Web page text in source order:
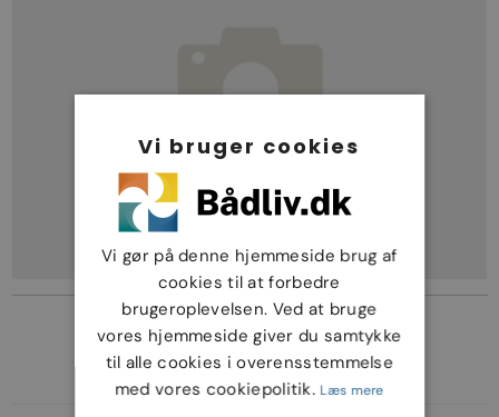
Varemærker
Vi bruger cookies
Vi gør på denne hjemmeside brug af
cookies til at forbedre
brugeroplevelsen. Ved at bruge
vores hjemmeside giver du samtykke
til alle cookies i overensstemmelse
med vores cookiepolitik. Læs mere